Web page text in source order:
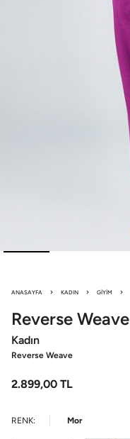
ANASAYFA KADIN GIYIM
Reverse Weave
Kadın
Reverse Weave
2.899,00 TL
RENK: Mor